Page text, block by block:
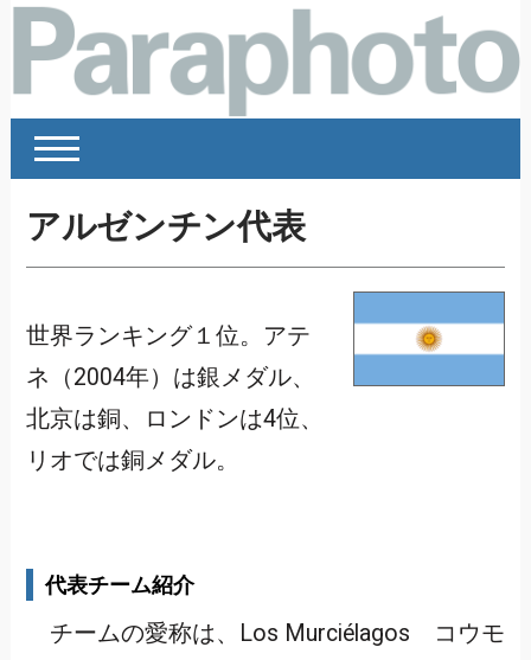
アルゼンチン代表
世界ランキング１位。アテ
ネ（2004年）は銀メダル、
北京は銅、ロンドンは4位、
リオでは銅メダル。
代表チーム紹介
チームの愛称は、Los Murciélagos コウモ